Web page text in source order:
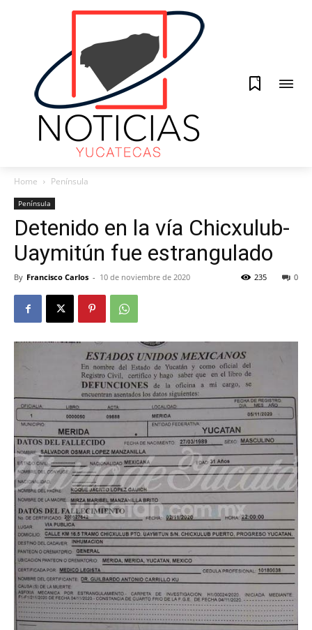
0
Home Península
Península
Detenido en la vía Chicxulub-
Uaymitún fue estrangulado
By Francisco Carlos - 10 de noviembre de 2020 0
235